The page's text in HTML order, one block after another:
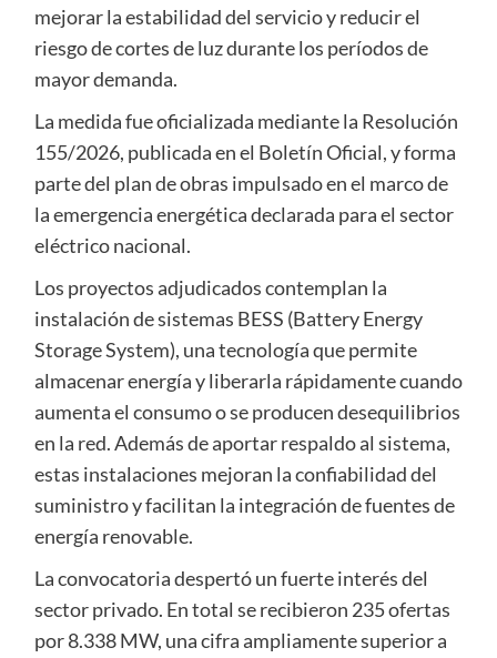
mejorar la estabilidad del servicio y reducir el
riesgo de cortes de luz durante los períodos de
mayor demanda.
La medida fue oficializada mediante la Resolución
155/2026, publicada en el Boletín Oficial, y forma
parte del plan de obras impulsado en el marco de
la emergencia energética declarada para el sector
eléctrico nacional.
Los proyectos adjudicados contemplan la
instalación de sistemas BESS (Battery Energy
Storage System), una tecnología que permite
almacenar energía y liberarla rápidamente cuando
aumenta el consumo o se producen desequilibrios
en la red. Además de aportar respaldo al sistema,
estas instalaciones mejoran la confiabilidad del
suministro y facilitan la integración de fuentes de
energía renovable.
La convocatoria despertó un fuerte interés del
sector privado. En total se recibieron 235 ofertas
por 8.338 MW, una cifra ampliamente superior a